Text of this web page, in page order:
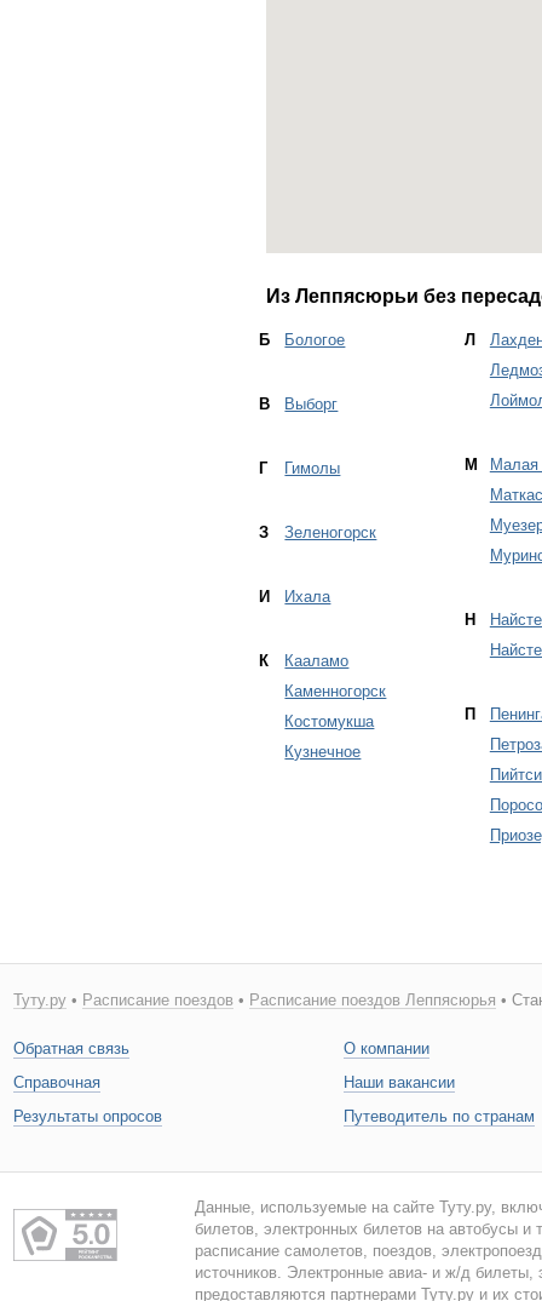
Из Леппясюрьи без
Б Бологое
В Выборг
Г Гимолы
З Зеленогорск
И Ихала
К
Кааламо
Каменногорск
Костомукша
Кузнечное
Л
М
Н
П
Туту.ру• Расписание поездов • Расписание поездов Леппясюрья •
Обратная связь
Справочная
Результаты опросов
О компании
Наши вакансии
Путеводитель по странам
Данные, используемые на сайте Туту.ру,
билетов, электронных билетов на автобусы и
расписание самолетов, поездов,
источников. Электронные авиа- и ж/д билеты,
предоставляются партнерами Туту.ру и их